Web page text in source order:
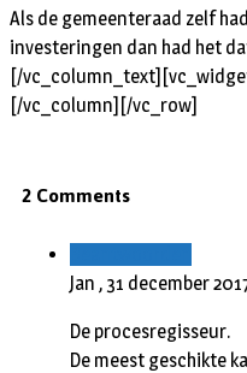
Als de gemeenteraad zelf
investeringen dan had het
[/
[/vc_column][/vc_row]
2 Comments
Jan , 31 december
De procesregisseur.
De meest geschikte